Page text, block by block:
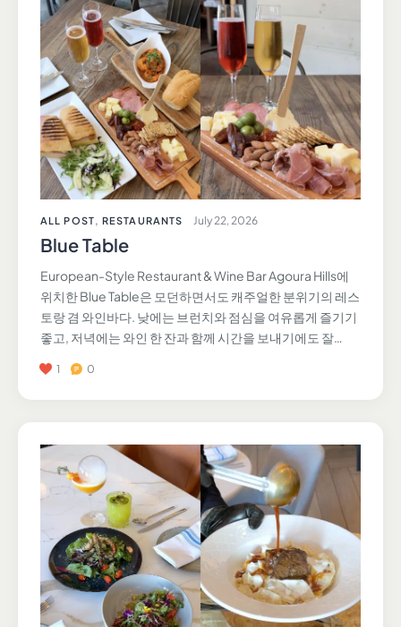
ALL POST ,RESTAURANTS July 22, 2026
Blue Table
European-Style Restaurant & Wine Bar Agoura Hills에
위치한 Blue Table은 모던하면서도 캐주얼한 분위기의 레스
토랑 겸 와인바다. 낮에는 브런치와 점심을 여유롭게 즐기기
좋고, 저녁에는 와인 한 잔과 함께 시간을 보내기에도 잘…
1 0